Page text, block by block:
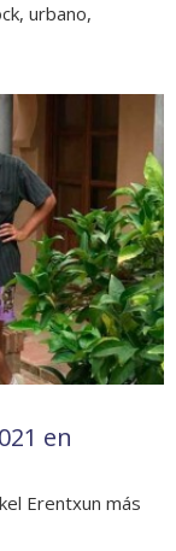
urbano,
en
Erentxun más